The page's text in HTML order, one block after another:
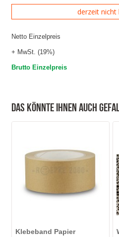
derzeit nicht
Netto Einzelpreis
+ MwSt. (19%)
Brutto Einzelpreis
Das könnte Ihnen auch
Klebeband Papier